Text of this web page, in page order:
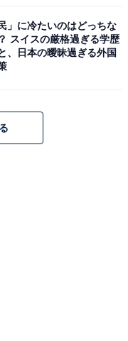
」インターネット
」に冷たいのはどっちな
スイスの厳格過ぎる学歴
、日本の曖昧過ぎる外国